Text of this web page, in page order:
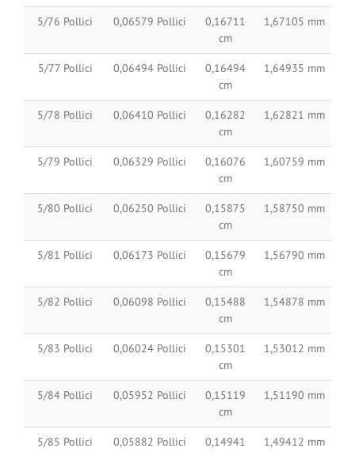
5/76 Pollici 0,06579 Pollici
0,16711
cm
1,67105 mm
5/77 Pollici 0,06494 Pollici
0,16494
cm
1,64935 mm
5/78 Pollici 0,06410 Pollici
0,16282
cm
1,62821 mm
5/79 Pollici 0,06329 Pollici
0,16076
cm
1,60759 mm
5/80 Pollici 0,06250 Pollici
0,15875
cm
1,58750 mm
5/81 Pollici 0,06173 Pollici
0,15679
cm
1,56790 mm
5/82 Pollici 0,06098 Pollici
0,15488
cm
1,54878 mm
5/83 Pollici 0,06024 Pollici
0,15301
cm
1,53012 mm
5/84 Pollici 0,05952 Pollici
0,15119
cm
1,51190 mm
5/85 Pollici 0,05882 Pollici
0,14941
1,49412 mm